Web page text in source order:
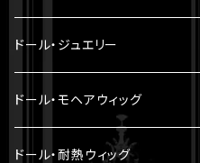
22cm ～
30cm ～ 1/5BJD
33cm ～ 1/4BJD
ヘッド
ボディ
パーツ
ドール・ジュエリー
Miroir DOLL PEARL JEWELRY
LA PERLE
ドール・モヘアウィッグ
8-9 inch（ SD小顔サイズ ）
ドール・耐熱ウィッグ